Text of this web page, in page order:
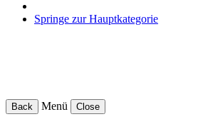
Springe zur Hauptkategorie
Back Menü Close